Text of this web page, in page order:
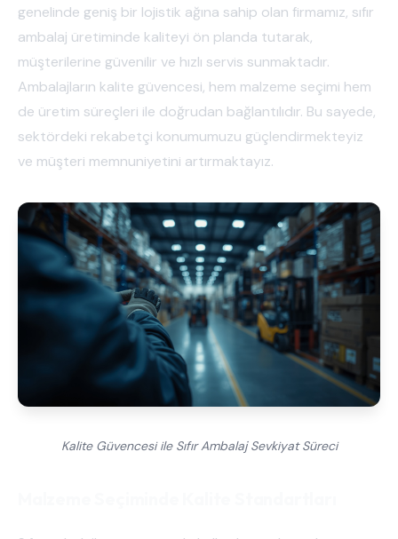
genelinde geniş bir lojistik ağına sahip olan firmamız, sıfır
ambalaj üretiminde kaliteyi ön planda tutarak,
müşterilerine güvenilir ve hızlı servis sunmaktadır.
Ambalajların kalite güvencesi, hem malzeme seçimi hem
de üretim süreçleri ile doğrudan bağlantılıdır. Bu sayede,
sektördeki rekabetçi konumumuzu güçlendirmekteyiz
ve müşteri memnuniyetini artırmaktayız.
Kalite Güvencesi ile Sıfır Ambalaj Sevkiyat Süreci